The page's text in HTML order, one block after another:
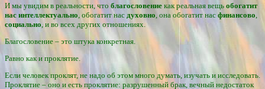
И мы увидим в реальности, что благословение как реальная вещь обогатит
нас интеллектуально , обогатит нас духовно , она обогатит нас финансово
социально , и во всех других отношениях.
Благословение – это штука конкретная.
Равно как и проклятие.
Если человек проклят, не надо об этом много думать, изучать и исследовать.
Проклятие – оно и есть проклятие: разрушенный брак, вечный недостаток